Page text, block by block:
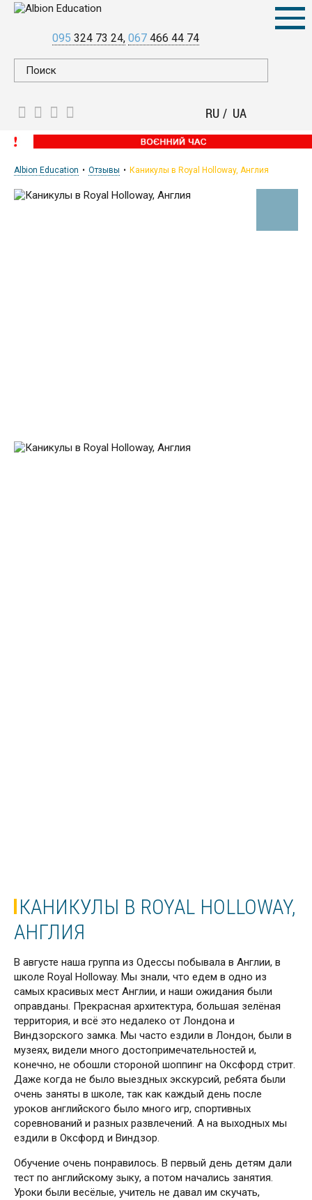
095 324 73 24 067 466 44 74
RU UA
Albion Education Отзывы Каникулы в Royal Holloway, Англия
КАНИКУЛЫ В ROYAL HOLLOWAY,
АНГЛИЯ
В августе наша группа из Одессы побывала в Англии, в
школе Royal Holloway. Мы знали, что едем в одно из
самых красивых мест Англии, и наши ожидания были
оправданы. Прекрасная архитектура, большая зелёная
территория, и всё это недалеко от Лондона и
Виндзорского замка. Мы часто ездили в Лондон, были в
музеях, видели много достопримечательностей и,
конечно, не обошли стороной шоппинг на Оксфорд стрит.
Даже когда не было выездных экскурсий, ребята были
очень заняты в школе, так как каждый день после
уроков английского было много игр, спортивных
соревнований и разных развлечений. А на выходных мы
ездили в Оксфорд и Виндзор.
Обучение очень понравилось. В первый день детям дали
тест по английскому зыку, а потом начались занятия.
Уроки были весёлые, учитель не давал им скучать,